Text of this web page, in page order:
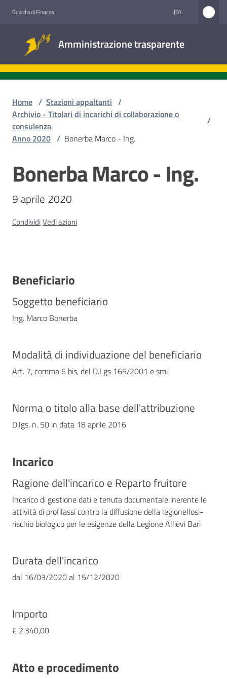
Guardia di Finanza ITA
Amministrazione trasparente
trasparente
Accesso
civico
Stazioni
appaltanti
Home / Stazioni appaltanti /
Archivio - Titolari di incarichi di collaborazione o
consulenza
/
Anno 2020 / Bonerba Marco - Ing.
Salta al contenuto
Bonerba Marco - Ing.
9 aprile 2020
CondividiVedi azioni
Beneficiario
Soggetto beneficiario
Ing. Marco Bonerba
Modalità di individuazione del beneficiario
Art. 7, comma 6 bis, del D.Lgs 165/2001 e smi
Norma o titolo alla base dell'attribuzione
D.lgs. n. 50 in data 18 aprile 2016
Incarico
Ragione dell'incarico e Reparto fruitore
Incarico di gestione dati e tenuta documentale inerente le
attività di profilassi contro la diffusione della legionellosi-
rischio biologico per le esigenze della Legione Allievi Bari
Durata dell'incarico
dal 16/03/2020al 15/12/2020
Importo
€ 2.340,00
Atto e procedimento